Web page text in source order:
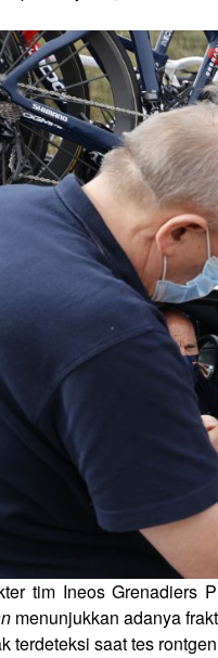
tim Ineos Grenadiers
menunjukkan adanya
terdeteksi saat tes